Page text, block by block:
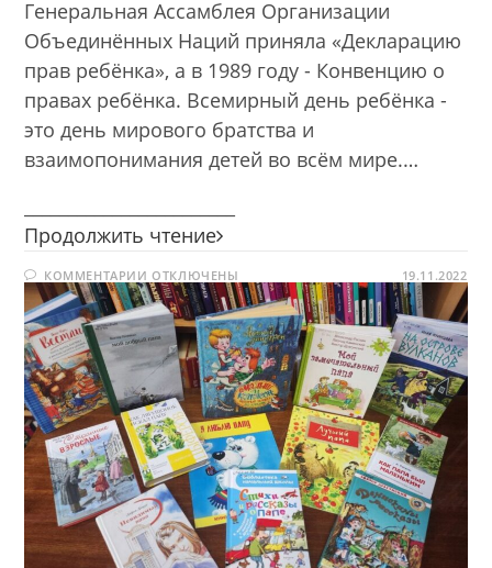
Генеральная Ассамблея Организации
Объединённых Наций приняла «Декларацию
прав ребёнка», а в 1989 году - Конвенцию о
правах ребёнка. Всемирный день ребёнка -
это день мирового братства и
взаимопонимания детей во всём мире.…
Продолжить чтение Приключения
Человечка
КОММЕНТАРИИ К
ЗАПИСИ
ПРИКЛЮЧЕНИЯ
МАЛЕНЬКОГО
ЧЕЛОВЕЧКА
ОТКЛЮЧЕНЫ 19.11.2022